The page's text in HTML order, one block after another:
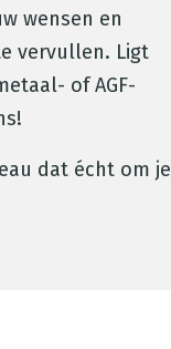
wensen en
vervullen. Ligt
of AGF-
dat écht om je